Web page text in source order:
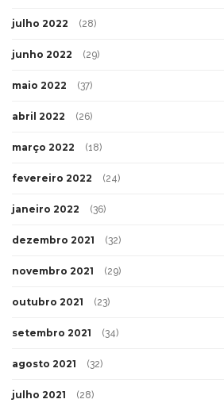
julho 2022 (28)
junho 2022 (29)
maio 2022 (37)
abril 2022 (26)
março 2022 (18)
fevereiro 2022 (24)
janeiro 2022 (36)
dezembro 2021 (32)
novembro 2021 (29)
outubro 2021 (23)
setembro 2021 (34)
agosto 2021 (32)
julho 2021 (28)